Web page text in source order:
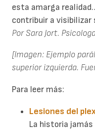
esta amarga
contribuir a visibilizar
Por Sara Jort.
[Imagen: Ejemplo
superior izquierda.
Para leer más:
Lesiones del
La historia jamás